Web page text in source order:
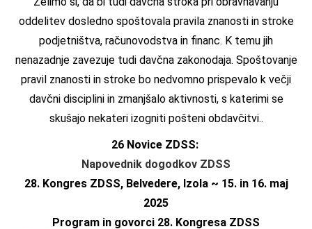
oddelitev dosledno spoštovala pravila znanosti in stroke
podjetništva, računovodstva in financ. K temu jih
nenazadnje zavezuje tudi davčna zakonodaja. Spoštovanje
pravil znanosti in stroke bo nedvomno prispevalo k večji
davčni disciplini in zmanjšalo aktivnosti, s katerimi se
skušajo nekateri izogniti pošteni obdavčitvi..
26 Novice ZDSS:
Napovednik dogodkov ZDSS
28. Kongres ZDSS, Belvedere, Izola ~ 15. in 16. maj
2025
Program in govorci 28. Kongresa ZDSS